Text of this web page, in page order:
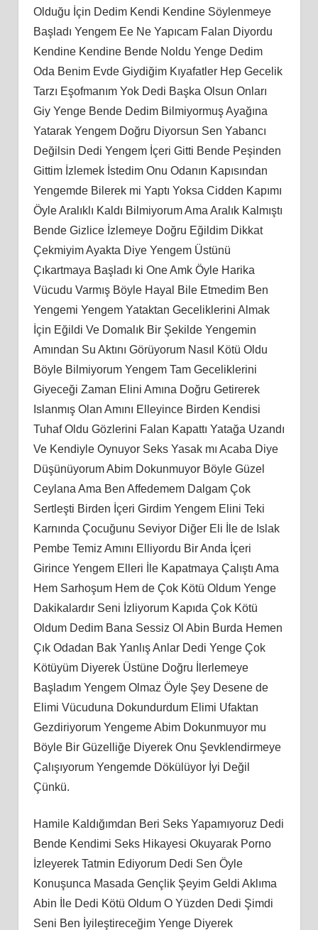
Olduğu İçin Dedim Kendi Kendine Söylenmeye
Başladı Yengem Ee Ne Yapıcam Falan Diyordu
Kendine Kendine Bende Noldu Yenge Dedim
Oda Benim Evde Giydiğim Kıyafatler Hep Gecelik
Tarzı Eşofmanım Yok Dedi Başka Olsun Onları
Giy Yenge Bende Dedim Bilmiyormuş Ayağına
Yatarak Yengem Doğru Diyorsun Sen Yabancı
Değilsin Dedi Yengem İçeri Gitti Bende Peşinden
Gittim İzlemek İstedim Onu Odanın Kapısından
Yengemde Bilerek mi Yaptı Yoksa Cidden Kapımı
Öyle Aralıklı Kaldı Bilmiyorum Ama Aralık Kalmıştı
Bende Gizlice İzlemeye Doğru Eğildim Dikkat
Çekmiyim Ayakta Diye Yengem Üstünü
Çıkartmaya Başladı ki One Amk Öyle Harika
Vücudu Varmış Böyle Hayal Bile Etmedim Ben
Yengemi Yengem Yataktan Geceliklerini Almak
İçin Eğildi Ve Domalık Bir Şekilde Yengemin
Amından Su Aktını Görüyorum Nasıl Kötü Oldu
Böyle Bilmiyorum Yengem Tam Geceliklerini
Giyeceği Zaman Elini Amına Doğru Getirerek
Islanmış Olan Amını Elleyince Birden Kendisi
Tuhaf Oldu Gözlerini Falan Kapattı Yatağa Uzandı
Ve Kendiyle Oynuyor Seks Yasak mı Acaba Diye
Düşünüyorum Abim Dokunmuyor Böyle Güzel
Ceylana Ama Ben Affedemem Dalgam Çok
Sertleşti Birden İçeri Girdim Yengem Elini Teki
Karnında Çocuğunu Seviyor Diğer Eli İle de Islak
Pembe Temiz Amını Elliyordu Bir Anda İçeri
Girince Yengem Elleri İle Kapatmaya Çalıştı Ama
Hem Sarhoşum Hem de Çok Kötü Oldum Yenge
Dakikalardır Seni İzliyorum Kapıda Çok Kötü
Oldum Dedim Bana Sessiz Ol Abin Burda Hemen
Çık Odadan Bak Yanlış Anlar Dedi Yenge Çok
Kötüyüm Diyerek Üstüne Doğru İlerlemeye
Başladım Yengem Olmaz Öyle Şey Desene de
Elimi Vücuduna Dokundurdum Elimi Ufaktan
Gezdiriyorum Yengeme Abim Dokunmuyor mu
Böyle Bir Güzelliğe Diyerek Onu Şevklendirmeye
Çalışıyorum Yengemde Dökülüyor İyi Değil
Çünkü.
Hamile Kaldığımdan Beri Seks Yapamıyoruz Dedi
Bende Kendimi Seks Hikayesi Okuyarak Porno
İzleyerek Tatmin Ediyorum Dedi Sen Öyle
Konuşunca Masada Gençlik Şeyim Geldi Aklıma
Abin İle Dedi Kötü Oldum O Yüzden Dedi Şimdi
Seni Ben İyileştireceğim Yenge Diyerek